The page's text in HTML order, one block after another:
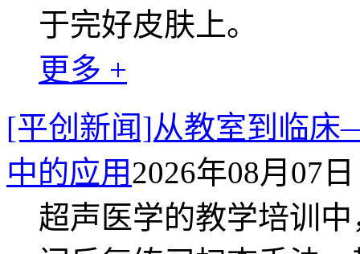
于完好皮肤上。
更多 +
[平创新闻]从教室到临
中的应用2026年08月07
超声医学的教学培训